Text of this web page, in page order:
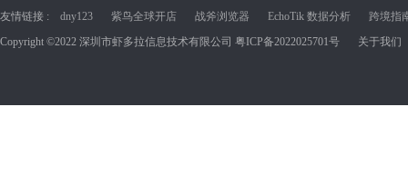
友情链接 : dny123 紫鸟全球开店 战斧浏览器 EchoTik 数据分析
跨境指
Copyright ©2022 深圳市虾多拉信息技术有限公司 粤ICP备2022025701号 关于我们